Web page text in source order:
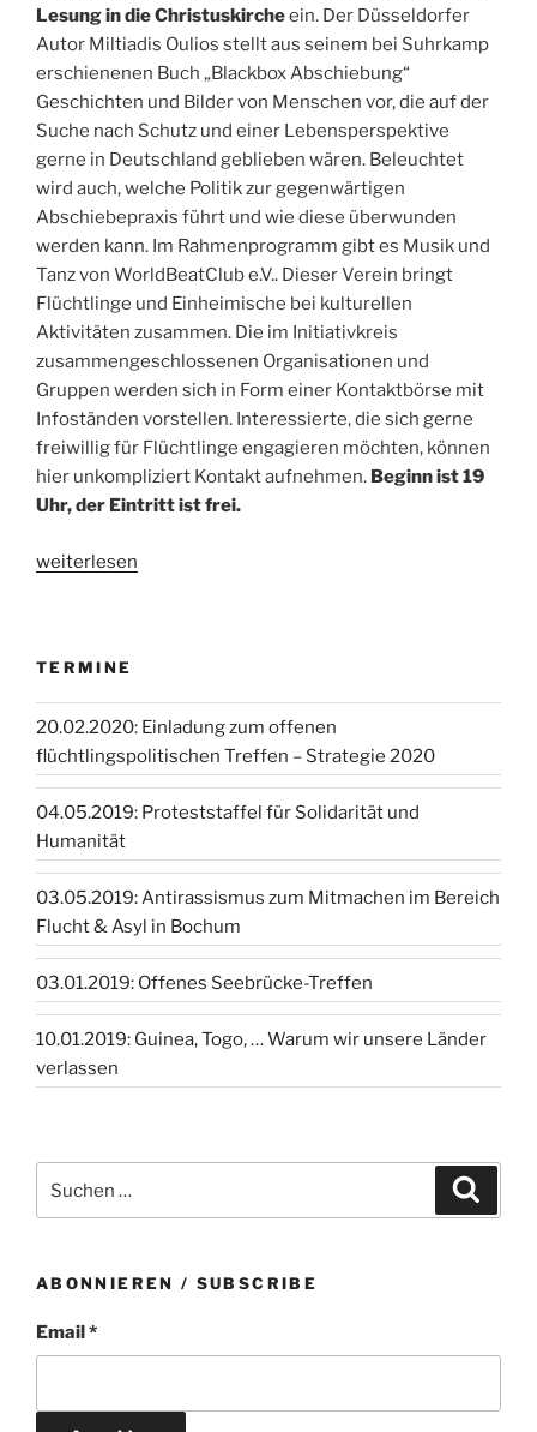
Lesung in die Christuskircheein. Der Düsseldorfer
Autor Miltiadis Oulios stellt aus seinem bei Suhrkamp
erschienenen Buch „Blackbox Abschiebung“
Geschichten und Bilder von Menschen vor, die auf der
Suche nach Schutz und einer Lebensperspektive
gerne in Deutschland geblieben wären. Beleuchtet
wird auch, welche Politik zur gegenwärtigen
Abschiebepraxis führt und wie diese überwunden
werden kann. Im Rahmenprogramm gibt es Musik und
Tanz von WorldBeatClub e.V.. Dieser Verein bringt
Flüchtlinge und Einheimische bei kulturellen
Aktivitäten zusammen. Die im Initiativkreis
zusammengeschlossenen Organisationen und
Gruppen werden sich in Form einer Kontaktbörse mit
Infoständen vorstellen. Interessierte, die sich gerne
freiwillig für Flüchtlinge engagieren möchten, können
hier unkompliziert Kontakt aufnehmen. Beginn ist 19
Uhr, der Eintritt ist frei.
„Lesung:
weiterlesen
TERMINE
20.02.2020: Einladung zum offenen
flüchtlingspolitischen Treffen – Strategie 2020
04.05.2019: Proteststaffel für Solidarität und
Humanität
03.05.2019: Antirassismus zum Mitmachen im Bereich
Flucht & Asyl in Bochum
03.01.2019: Offenes Seebrücke-Treffen
10.01.2019: Guinea, Togo, … Warum wir unsere Länder
verlassen
nach:
ABONNIEREN / SUBSCRIBE
Email *